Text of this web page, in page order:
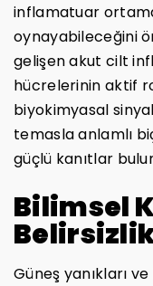
inflamatuar
oynayabileceğini
gelişen akut cilt
hücrelerinin aktif
biyokimyasal
temasla anlamlı
güçlü kanıtlar
Bilimsel
Güneş yanıkları